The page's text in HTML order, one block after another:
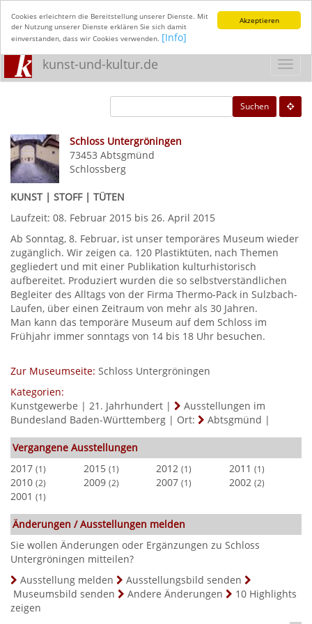
Akzeptieren
Cookies erleichtern die Bereitstellung unserer Dienste. Mit
der Nutzung unserer Dienste erklären Sie sich damit
einverstanden, dass wir Cookies verwenden. [Info]
kunst-und-kultur.de
Suchen
Schloss Untergröningen
73453 Abtsgmünd
Schlossberg
KUNST | STOFF | TÜTEN
Laufzeit: 08. Februar 2015 bis 26. April 2015
Ab Sonntag, 8. Februar, ist unser temporäres Museum wieder
zugänglich. Wir zeigen ca. 120 Plastiktüten, nach Themen
gegliedert und mit einer Publikation kulturhistorisch
aufbereitet. Produziert wurden die so selbstverständlichen
Begleiter des Alltags von der Firma Thermo-Pack in Sulzbach-
Laufen, über einen Zeitraum von mehr als 30 Jahren.
Man kann das temporäre Museum auf dem Schloss im
Frühjahr immer sonntags von 14 bis 18 Uhr besuchen.
Zur Museumseite: Schloss Untergröningen
Kategorien:
Kunstgewerbe | 21. Jahrhundert |
Ausstellungen im
Bundesland Baden-Württemberg | Ort: Abtsgmünd |
Vergangene Ausstellungen
2017 (1) 2015 (1) 2012 (1) 2011 (1)
2010 (2) 2009 (2) 2007 (1) 2002 (2)
2001 (1)
Änderungen / Ausstellungen melden
Sie wollen Änderungen oder Ergänzungen zu Schloss
Untergröningen mitteilen?
Ausstellung melden
Ausstellungsbild senden
Museumsbild senden
Andere Änderungen
10 Highlights
zeigen